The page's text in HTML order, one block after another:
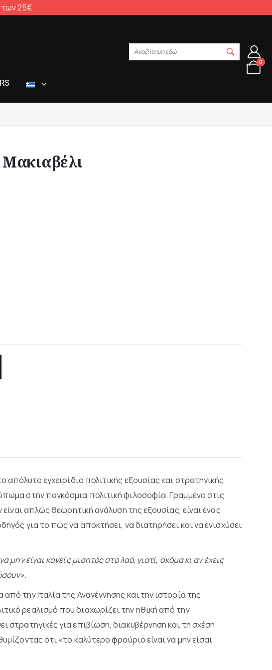
των 25€
Αναζήτηση εδώ
0
απόλυτο εγχειρίδιο πολιτικής εξουσίας και στρατηγικής
στην παγκόσμια πολιτική φιλοσοφία. Γραμμένο στις
απλώς θεωρητική ανάλυση της εξουσίας, είναι ένας
για το πώς να αποκτήσει, να διατηρήσει και να ενισχύσει
μην είναι κανείς μισητός στο λαό, γιατί, ακόμα κι αν έχεις
».
την Ιταλία της Αναγέννησης και την ιστορία της
ρεαλισμό που διαχωρίζει την ηθική από την
στρατηγικές για επιβίωση, διακυβέρνηση και τη σχέση
ότι «το καλύτερο φρούριο είναι να μην είσαι